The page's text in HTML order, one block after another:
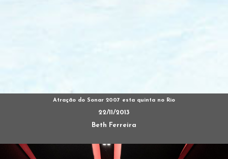
Atração do Sonar 2007 esta quinta no Rio
22/11/2013
Beth Ferreira